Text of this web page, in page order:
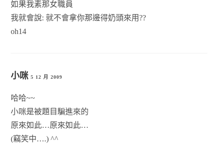
如果我素那女職員
我就會說: 就不會拿你那邊得奶頭來用??
oh14
小咪 5 12 月 2009
哈哈~~
小咪是被題目騙進來的
原來如此…原來如此…
(竊笑中….) ^^